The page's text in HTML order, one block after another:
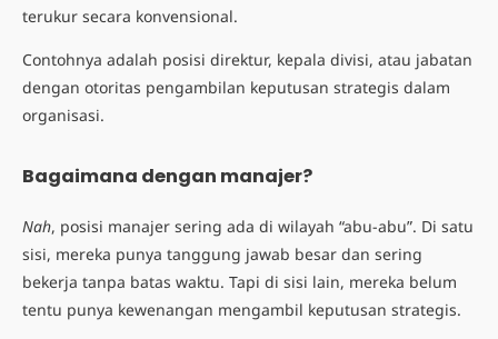
terukur secara konvensional.
Contohnya adalah posisi direktur, kepala divisi, atau jabatan
dengan otoritas pengambilan keputusan strategis dalam
organisasi.
Bagaimana dengan manajer?
Nah, posisi manajer sering ada di wilayah “abu-abu”. Di satu
sisi, mereka punya tanggung jawab besar dan sering
bekerja tanpa batas waktu. Tapi di sisi lain, mereka belum
tentu punya kewenangan mengambil keputusan strategis.